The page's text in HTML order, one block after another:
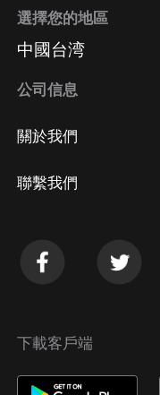
選擇您的地區
中國台湾
公司信息
關於我們
聯繫我們
下載客戶端